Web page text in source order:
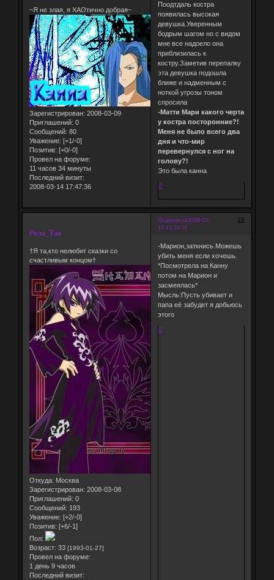
~Я не злая, я ХАОтично добрая~
Зарегистрирован: 2008-03-09
Приглашений: 0
Сообщений: 80
Уважение: [+1/-0]
Позитив: [+0/-0]
Провел на форуме:
11 часов 34 минуты
Последний визит:
2008-03-14 17:47:36
Поодтдаль костра
появилась высокая
девушка.Уверенным
бодрым шагом но с видом
мне все надоело она
приблизилась к
костру.Заметив перепалку
эта девушка подошла
ближе и надменным с
ноткой угрозы тоном
спросила
-Матти Мари какого черта
у костра посторонние?!
Меня не было всего два
дня и что-мир
перевернулся с ног на
голову?!
Это была канна
0
Поделиться 10
2008-03-
10 15:59:31
Рола_Тао
†Я та,кто нелюбит сказки со
счастливым концом†
Откуда: Москва
Зарегистрирован: 2008-03-08
Приглашений: 0
Сообщений: 193
Уважение: [+2/-0]
Позитив: [+6/-1]
Пол:
Возраст: 33 [1993-01-27]
Провел на форуме:
1 день 9 часов
Последний визит:
-Марион,заткнись.Можешь
убить меня если хочешь.
*Посмотрела на Канну
потом на Марион и
засмеялась*
Мысль:Пусть убивает и
папа её забудет я добьюсь
этого
0